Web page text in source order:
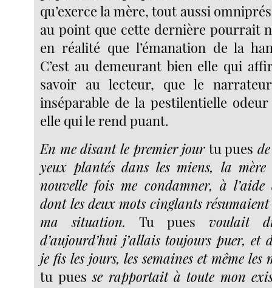
qu’exerce la mère, tout aussi
au point que cette dernière pourrait
en réalité que l’émanation de la
C’est au demeurant bien elle qui
savoir au lecteur, que le
inséparable de la pestilentielle
elle qui le rend puant.
En me disant le premier jour tu pues
yeux plantés dans les miens, la
nouvelle fois me condamner, à l’aide
dont les deux mots cinglants
ma situation.Tu pues voulait
d’aujourd’hui j’allais toujours puer, et
je fis les jours, les semaines et même
tu pues se rapportait à toute mon